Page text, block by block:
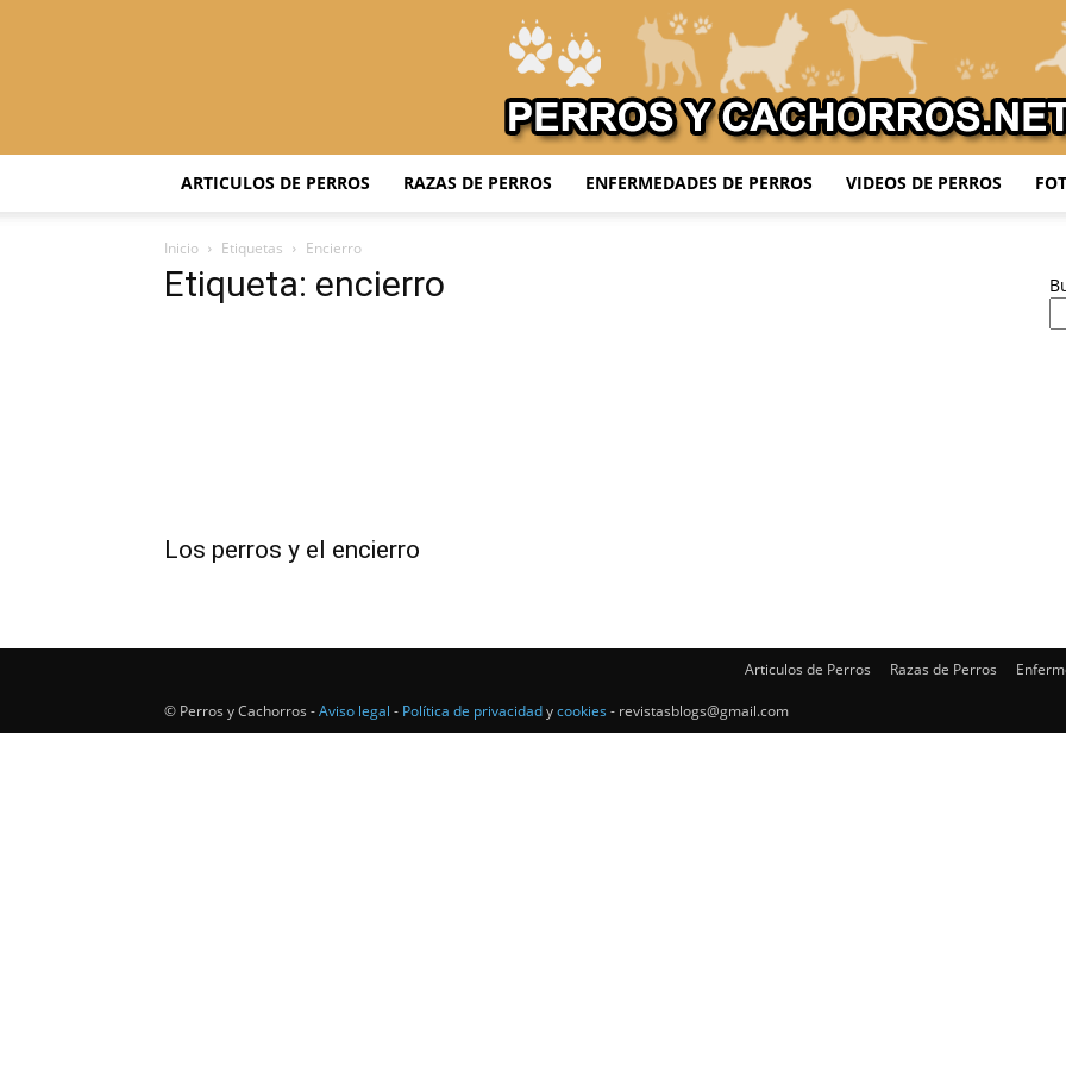
ARTICULOS DE PERROS RAZAS DE PERROS ENFERMEDADES DE PERROS VIDEOS DE PERROS
Inicio Etiquetas Encierro
Etiqueta: encierro
Los perros y el encierro
Articulos de Perros Razas de Perros
© Perros y Cachorros -Aviso legal - Política de privacidadycookies - revistasblogs@gmail.com